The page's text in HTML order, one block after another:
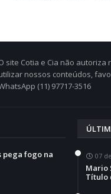
site Cotia e Cia não
nossos conteúdos,
(11) 97717-3516
pega fogo na
07
Mario
Título